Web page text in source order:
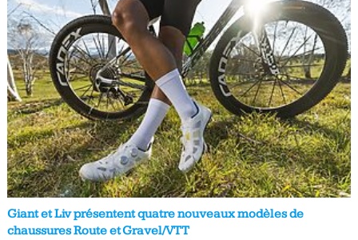
Giant et Liv présentent quatre nouveaux modèles de
chaussures Route et Gravel/VTT